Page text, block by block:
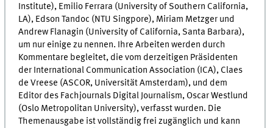
Institute), Emilio Ferrara (University of Southern California,
LA), Edson Tandoc (NTU Singpore), Miriam Metzger und
Andrew Flanagin (University of California, Santa Barbara),
um nur einige zu nennen. Ihre Arbeiten werden durch
Kommentare begleitet, die vom derzeitigen Präsidenten
der International Communication Association (ICA), Claes
de Vreese (ASCOR, Universität Amsterdam), und dem
Editor des Fachjournals Digital Journalism, Oscar Westlund
(Oslo Metropolitan University), verfasst wurden. Die
Themenausgabe ist vollständig frei zugänglich und kann